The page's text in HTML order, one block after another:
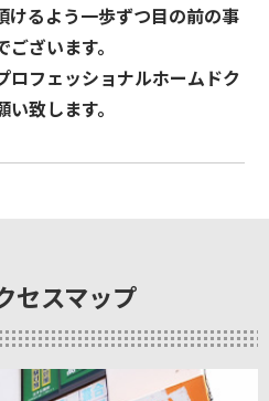
けるよう一歩ずつ目の前の事
ざいます。
ロフェッショナルホームドク
い致します。
セスマップ